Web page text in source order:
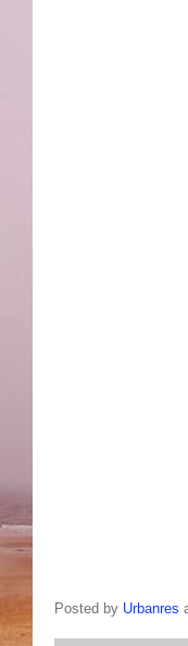
Posted by Urbanres